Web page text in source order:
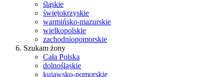
śląskie
świętokrzyskie
warmińsko-mazurskie
wielkopolskie
zachodniopomorskie
Szukam żony
Cała Polska
dolnośląskie
kujawsko-pomorskie